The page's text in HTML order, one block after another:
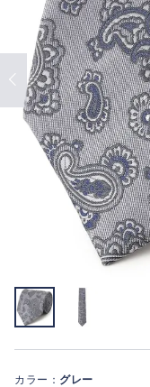
カラー： グレー